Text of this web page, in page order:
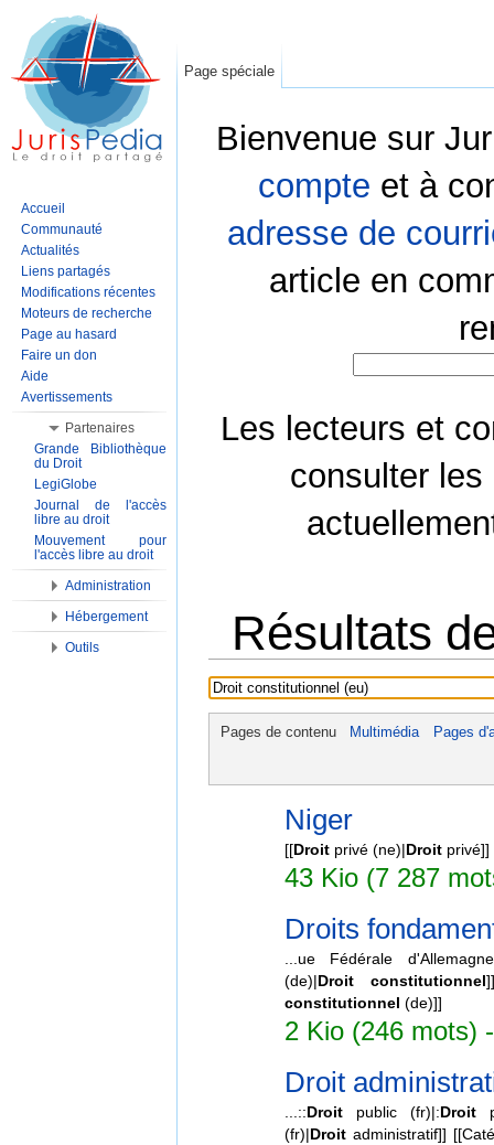
Bienvenue sur
compte et à
adresse de
article en
Les lecteurs et
consulter les
Résultats
Pages de contenu Multimédia Pages
Niger
[[Droit privé (ne)|Droit privé]]
43 Kio (7 287
Droits
...ue Fédérale
(de)|Droit constitutionnel
constitutionnel (de)]]
2 Kio (246 mots)
Droit
...::Droit public (fr)|:Droit
(fr)|Droit administratif]]
Page spéciale
Accueil
Communauté
Actualités
Liens partagés
Modifications récentes
Moteurs de recherche
Page au hasard
Faire un don
Aide
Avertissements
Partenaires
Grande Bibliothèque
du Droit
LegiGlobe
Journal de l'accès
libre au droit
Mouvement pour
l'accès libre au droit
Administration
Hébergement
Outils